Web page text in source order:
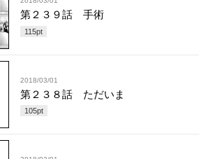
第２３９話 手術
115pt
2018/03/01
第２３８話 ただいま
105pt